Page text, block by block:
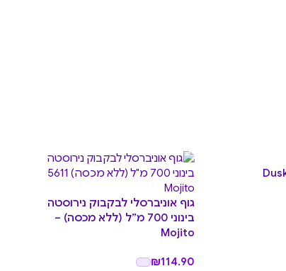
גוף אוניברסלי לבקבוק נירוסטה
בינוני 700 מ”ל (ללא מכסה) –
Mojito
₪114.90